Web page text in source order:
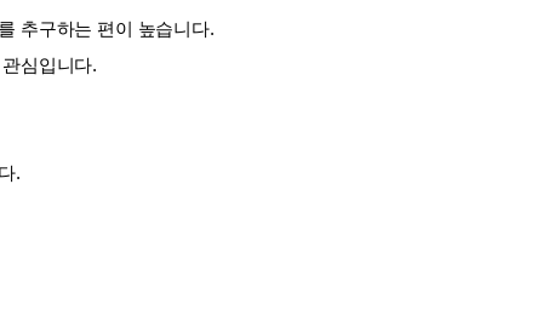
추구하는 편이 높습니다.
심입니다.
.